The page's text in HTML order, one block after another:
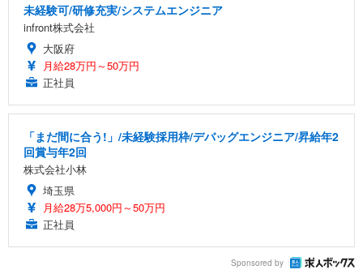
未経験可/研修充実/システムエンジニア
infront株式会社
大阪府
月給28万円～50万円
正社員
「まだ間に合う!」/未経験採用枠/デバッグエンジニア/昇給年2
回賞与年2回
株式会社小林
埼玉県
月給28万5,000円～50万円
正社員
Sponsored by